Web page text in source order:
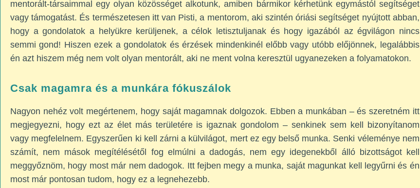
mentorált-társaimmal egy olyan közösséget alkotunk, amiben bármikor kérhetünk egymástól segítséget
vagy támogatást. És természetesen itt van Pisti, a mentorom, aki szintén óriási segítséget nyújtott abban,
hogy a gondolatok a helyükre kerüljenek, a célok letisztuljanak és hogy igazából az égvilágon nincs
semmi gond! Hiszen ezek a gondolatok és érzések mindenkinél előbb vagy utóbb előjönnek, legalábbis
én azt hiszem még nem volt olyan mentorált, aki ne ment volna keresztül ugyanezeken a folyamatokon.
Csak magamra és a munkára fókuszálok
Nagyon nehéz volt megértenem, hogy saját magamnak dolgozok. Ebben a munkában – és szeretném itt
megjegyezni, hogy ezt az élet más területére is igaznak gondolom – senkinek sem kell bizonyítanom
vagy megfelelnem. Egyszerűen ki kell zárni a külvilágot, mert ez egy belső munka. Senki véleménye nem
számít, nem mások megítélésétől fog elmúlni a dadogás, nem egy idegenekből álló bizottságot kell
meggyőznöm, hogy most már nem dadogok. Itt fejben megy a munka, saját magunkat kell legyűrni és én
most már pontosan tudom, hogy ez a legnehezebb.